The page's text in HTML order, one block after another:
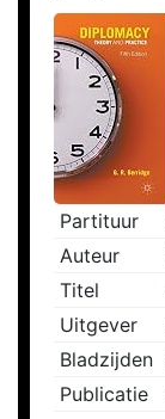
Partituur
Auteur
Titel
Uitgever
Bladzijden
Publicatie